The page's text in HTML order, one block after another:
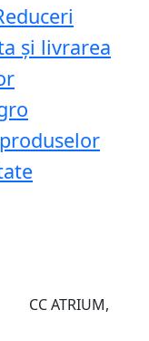
și livrarea
CC ATRIUM,